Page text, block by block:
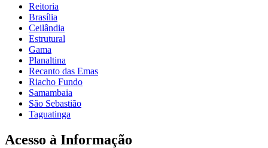
Reitoria
Brasília
Ceilândia
Estrutural
Gama
Planaltina
Recanto das Emas
Riacho Fundo
Samambaia
São Sebastião
Taguatinga
Acesso à Informação